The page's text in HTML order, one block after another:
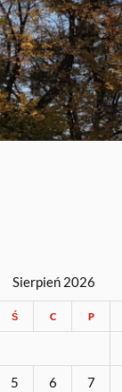
Sierpień 2026
Ś C P
5 6 7